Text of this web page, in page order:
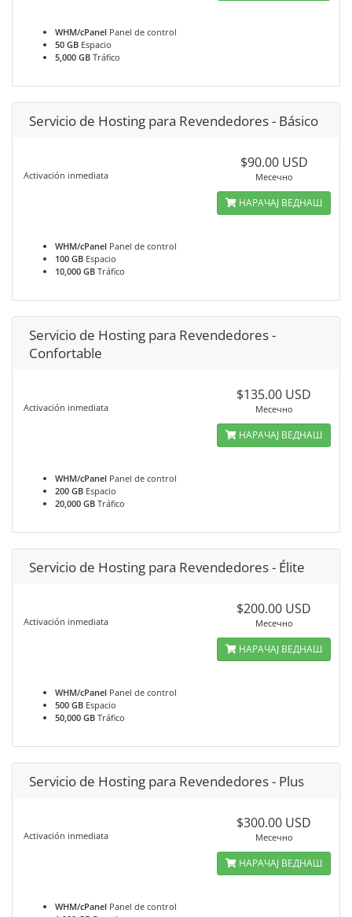
WHM/cPanel Panel de control
50 GB Espacio
5,000 GB Tráfico
Servicio de Hosting para Revendedores - Básico
Activación inmediata
WHM/cPanel Panel de control
100 GB Espacio
10,000 GB Tráfico
$90.00 USD
Месечно
НАРАЧАЈ ВЕДНАШ
Servicio de Hosting para Revendedores -
Confortable
Activación inmediata
WHM/cPanel Panel de control
200 GB Espacio
20,000 GB Tráfico
$135.00 USD
Месечно
НАРАЧАЈ ВЕДНАШ
Servicio de Hosting para Revendedores - Élite
Activación inmediata
WHM/cPanel Panel de control
500 GB Espacio
50,000 GB Tráfico
$200.00 USD
Месечно
НАРАЧАЈ ВЕДНАШ
Servicio de Hosting para Revendedores - Plus
Activación inmediata
WHM/cPanel Panel de control
$300.00 USD
Месечно
НАРАЧАЈ ВЕДНАШ